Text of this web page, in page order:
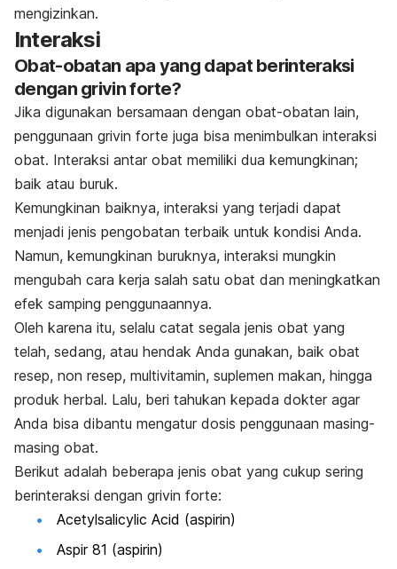
mengizinkan.
Interaksi
Obat-obatan apa yang dapat berinteraksi
dengan grivin forte?
Jika digunakan bersamaan dengan obat-obatan lain,
penggunaan grivin forte juga bisa menimbulkan interaksi
obat. Interaksi antar obat memiliki dua kemungkinan;
baik atau buruk.
Kemungkinan baiknya, interaksi yang terjadi dapat
menjadi jenis pengobatan terbaik untuk kondisi Anda.
Namun, kemungkinan buruknya, interaksi mungkin
mengubah cara kerja salah satu obat dan meningkatkan
efek samping penggunaannya.
Oleh karena itu, selalu catat segala jenis obat yang
telah, sedang, atau hendak Anda gunakan, baik obat
resep, non resep, multivitamin, suplemen makan, hingga
produk herbal. Lalu, beri tahukan kepada dokter agar
Anda bisa dibantu mengatur dosis penggunaan masing-
masing obat.
Berikut adalah beberapa jenis obat yang cukup sering
berinteraksi dengan grivin forte:
Acetylsalicylic Acid (aspirin)
Aspir 81 (aspirin)